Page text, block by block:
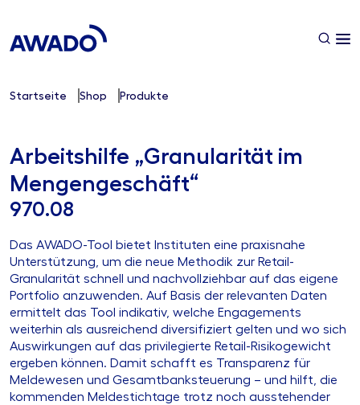
Startseite Shop Produkte
Arbeitshilfe „Granularität im
Mengengeschäft“
970.08
Das AWADO-Tool bietet Instituten eine praxisnahe
Unterstützung, um die neue Methodik zur Retail-
Granularität schnell und nachvollziehbar auf das eigene
Portfolio anzuwenden. Auf Basis der relevanten Daten
ermittelt das Tool indikativ, welche Engagements
weiterhin als ausreichend diversifiziert gelten und wo sich
Auswirkungen auf das privilegierte Retail-Risikogewicht
ergeben können. Damit schafft es Transparenz für
Meldewesen und Gesamtbanksteuerung – und hilft, die
kommenden Meldestichtage trotz noch ausstehender